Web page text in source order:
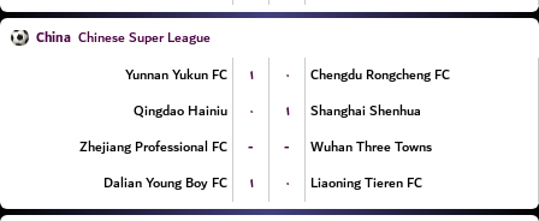
China Chinese Super League
Yunnan Yukun FC
۱ ۰
Chengdu Rongcheng FC
Qingdao Hainiu
۰ ۱
Shanghai Shenhua
Zhejiang Professional FC
- -
Wuhan Three Towns
Dalian Young Boy FC
۱ ۰ Liaoning Tieren FC